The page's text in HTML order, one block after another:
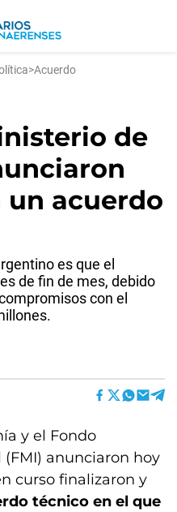
>Acuerdo
de
acuerdo
es que el
de fin de mes, debido
con el
y el Fondo
anunciaron hoy
curso finalizaron y
técnico en el que